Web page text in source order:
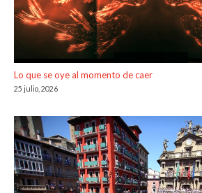
Lo que se oye al momento de caer
25 julio, 2026